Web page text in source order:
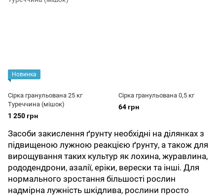
Новинка
Сірка гранульована 25 кг
Туреччина (мішок)
1 250 грн
Сірка гранульована 0,5 кг
64 грн
Засоби закислення ґрунту необхідні на ділянках з
підвищеною лужною реакцією ґрунту, а також для
вирощування таких культур як лохина, журавлина,
рододендрони, азалії, еріки, верески та інші. Для
нормального зростання більшості рослин
надмірна лужність шкідлива, рослини просто